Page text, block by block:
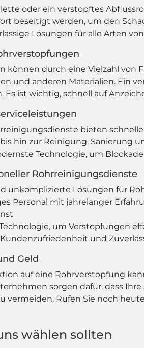
oder ein verstopftes
beseitigt werden, um den
Lösungen für alle Arten
können durch eine Vielzahl von
und anderen Materialien. Ein
Es ist wichtig, schnell auf
bieten
hin zur Reinigung, Sanierung
Technologie, um
Rohrreinigungsdienste
unkomplizierte Lösungen für
Personal mit jahrelanger
um Verstopfungen
und
Geld
auf eine Rohrverstopfung
sorgen dafür, dass
vermeiden. Rufen Sie noch
wählen sollten